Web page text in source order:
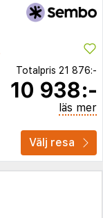
Totalpris 21 876:-
10 938:-
läs mer
Välj resa